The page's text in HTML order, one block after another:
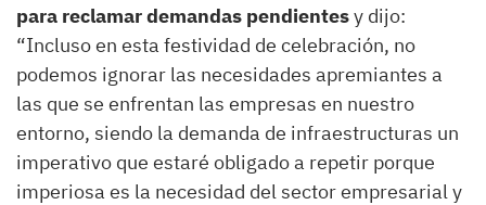
para reclamar demandas pendientesy dijo:
“Incluso en esta festividad de celebración, no
podemos ignorar las necesidades apremiantes a
las que se enfrentan las empresas en nuestro
entorno, siendo la demanda de infraestructuras un
imperativo que estaré obligado a repetir porque
imperiosa es la necesidad del sector empresarial y